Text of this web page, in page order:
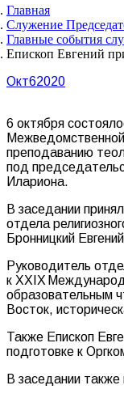
Главная
Служение
Главные события
Епископ Евгений
Окт62020
6 октября
преподаванию
под
Илариона.
В заседании
отдела
Бронницкий
Руководитель
к XXIX
образовательным
Восток,
Также Епископ
подготовке к
В заседании также